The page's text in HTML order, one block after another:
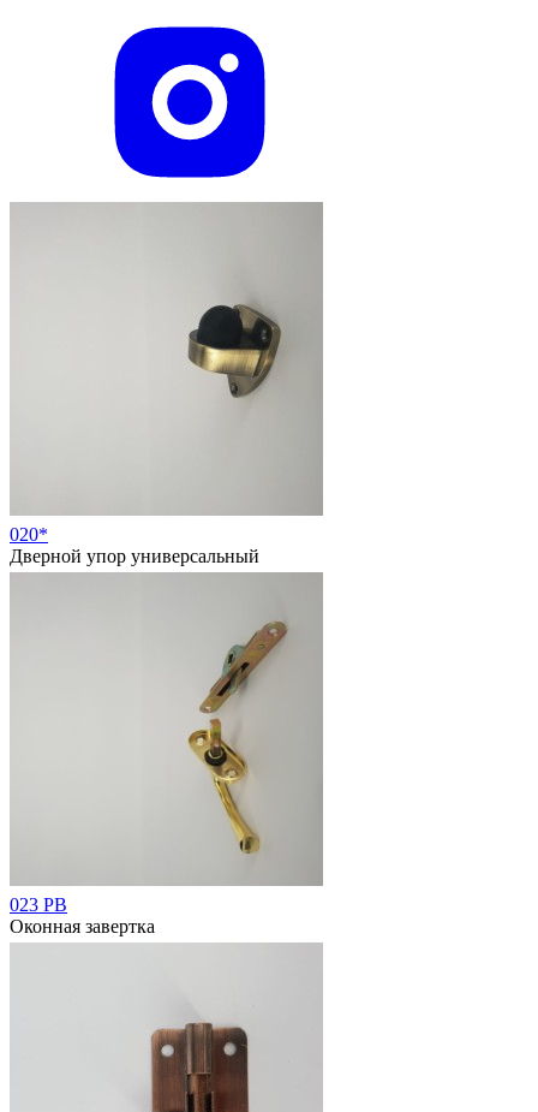
020*
Дверной упор универсальный
023 РВ
Оконная завертка